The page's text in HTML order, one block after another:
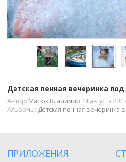
Детская пенная вечеринка
Автор: Масюк Владимир 14 августа
Альбомы: Детская пенная вечеринка
ПРИЛОЖЕНИЯ